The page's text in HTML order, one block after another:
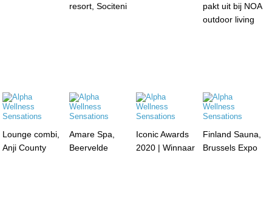
resort, Sociteni
pakt uit bij NOA
outdoor living
Lounge combi,
Anji County
Amare Spa,
Beervelde
Iconic Awards
2020 | Winnaar
Finland Sauna,
Brussels Expo